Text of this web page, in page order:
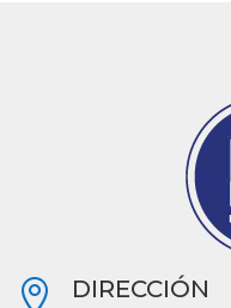
 DIRECCIÓN